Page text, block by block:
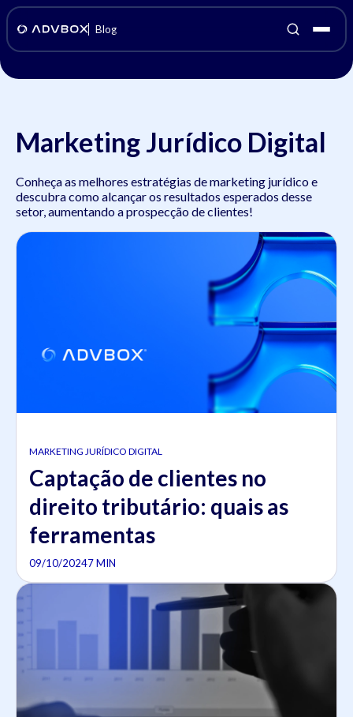
Blog
Marketing Jurídico Digital
Conheça as melhores estratégias de marketing jurídico e
descubra como alcançar os resultados esperados desse
setor, aumentando a prospecção de clientes!
MARKETING JURÍDICO DIGITAL
Captação de clientes no
direito tributário: quais as
ferramentas
09/10/20247 MIN